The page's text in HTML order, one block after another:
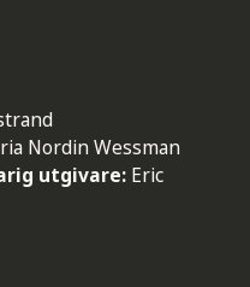
Nordin Wessman
utgivare: Eric